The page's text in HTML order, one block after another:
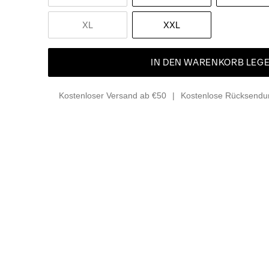
XL XXL
IN DEN WARENKORB
Kostenloser Versand ab €50 Kostenlose